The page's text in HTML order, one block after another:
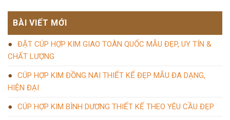
BÀI VIẾT MỚI
ĐẶT CÚP HỢP KIM GIAO TOÀN QUỐC MẪU ĐẸP, UY TÍN &
CHẤT LƯỢNG
CÚP HỢP KIM ĐỒNG NAI THIẾT KẾ ĐẸP MẪU ĐA DẠNG,
HIỆN ĐẠI
CÚP HỢP KIM BÌNH DƯƠNG THIẾT KẾ THEO YÊU CẦU ĐẸP